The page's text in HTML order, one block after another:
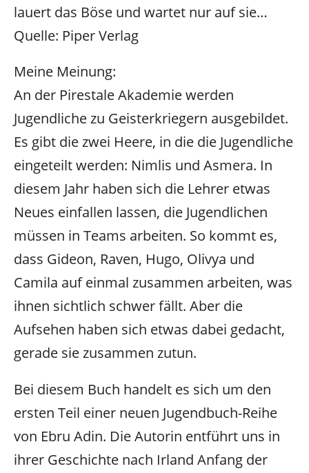
lauert das Böse und wartet nur auf sie…
Quelle: Piper Verlag
Meine Meinung:
An der Pirestale Akademie werden
Jugendliche zu Geisterkriegern ausgebildet.
Es gibt die zwei Heere, in die die Jugendliche
eingeteilt werden: Nimlis und Asmera. In
diesem Jahr haben sich die Lehrer etwas
Neues einfallen lassen, die Jugendlichen
müssen in Teams arbeiten. So kommt es,
dass Gideon, Raven, Hugo, Olivya und
Camila auf einmal zusammen arbeiten, was
ihnen sichtlich schwer fällt. Aber die
Aufsehen haben sich etwas dabei gedacht,
gerade sie zusammen zutun.
Bei diesem Buch handelt es sich um den
ersten Teil einer neuen Jugendbuch-Reihe
von Ebru Adin. Die Autorin entführt uns in
ihrer Geschichte nach Irland Anfang der